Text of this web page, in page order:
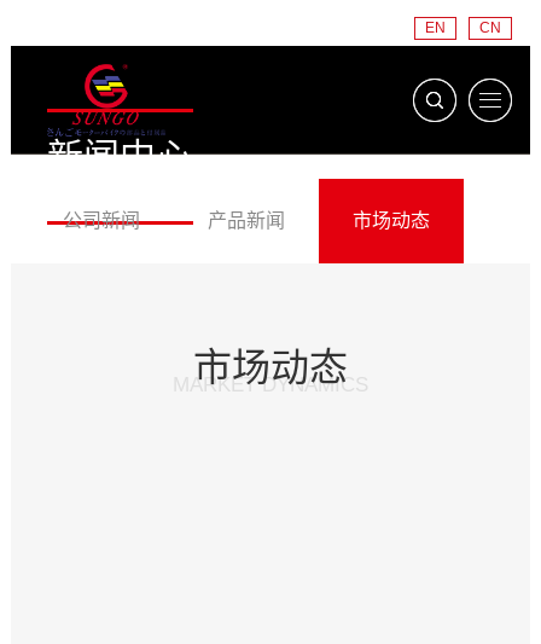
CN
EN
新闻中心
公司新闻
产品新闻 市场动态
市场动态
MARKET DYNAMICS